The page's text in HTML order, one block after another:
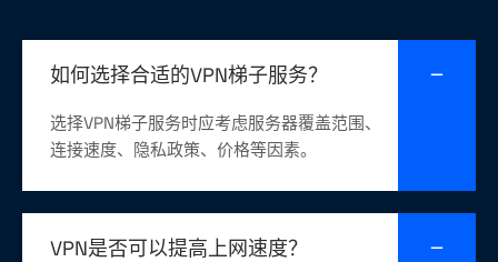
如何选择合适的VPN梯子服务？
选择VPN梯子服务时应考虑服务器覆盖范围、
连接速度、隐私政策、价格等因素。
VPN是否可以提高上网速度？